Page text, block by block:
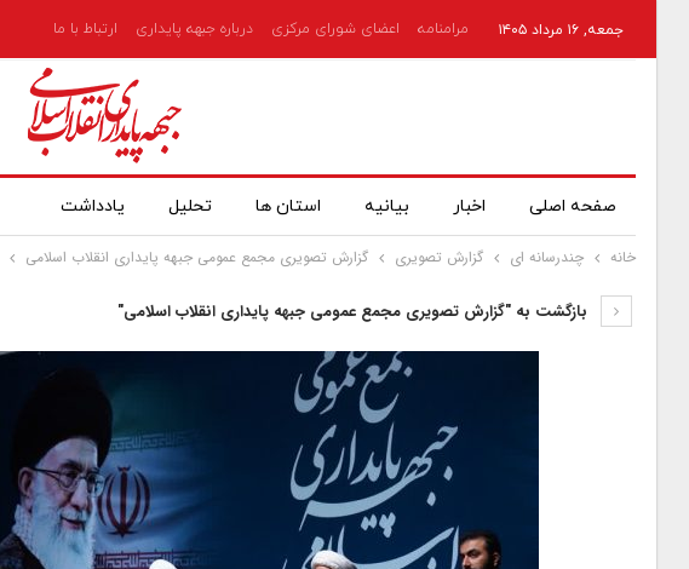
جمعه, ۱۶ مرداد ۱۴۰۵ مرامنامه اعضای شورای مرکزی درباره جبهه پایداری ارتباط با ما
صفحه اصلی اخبار بیانیه استان ها تحلیل یادداشت
خانه چندرسانه ای گزارش تصویری گزارش تصویری مجمع عمومی جبهه پایداری انقلاب اسلامی
بازگشت به "گزارش تصویری مجمع عمومی جبهه پایداری انقلاب اسلامی"